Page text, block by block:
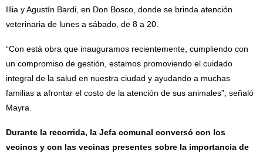
Illia y Agustín Bardi, en Don Bosco, donde se brinda atención
veterinaria de lunes a sábado, de 8 a 20.
“Con está obra que inauguramos recientemente, cumpliendo con
un compromiso de gestión, estamos promoviendo el cuidado
integral de la salud en nuestra ciudad y ayudando a muchas
familias a afrontar el costo de la atención de sus animales”, señaló
Mayra.
Durante la recorrida, la Jefa comunal conversó con los
vecinos y con las vecinas presentes sobre la importancia de